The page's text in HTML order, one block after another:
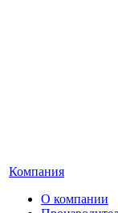
Компания
О компании